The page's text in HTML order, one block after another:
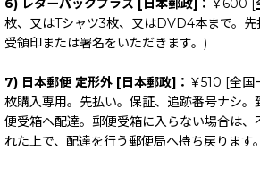
6) レターパックプラス [日本郵政]： ￥600 [
枚、又はTシャツ3枚、又はDVD4本まで。先
受領印または署名をいただきます。)
7) 日本郵便 定形外 [日本郵政]： ￥510 [全国
枚購入専用。先払い。保証、追跡番号ナシ
便受箱へ配達。郵便受箱に入らない場合は、
れた上で、配達を行う郵便局へ持ち戻ります